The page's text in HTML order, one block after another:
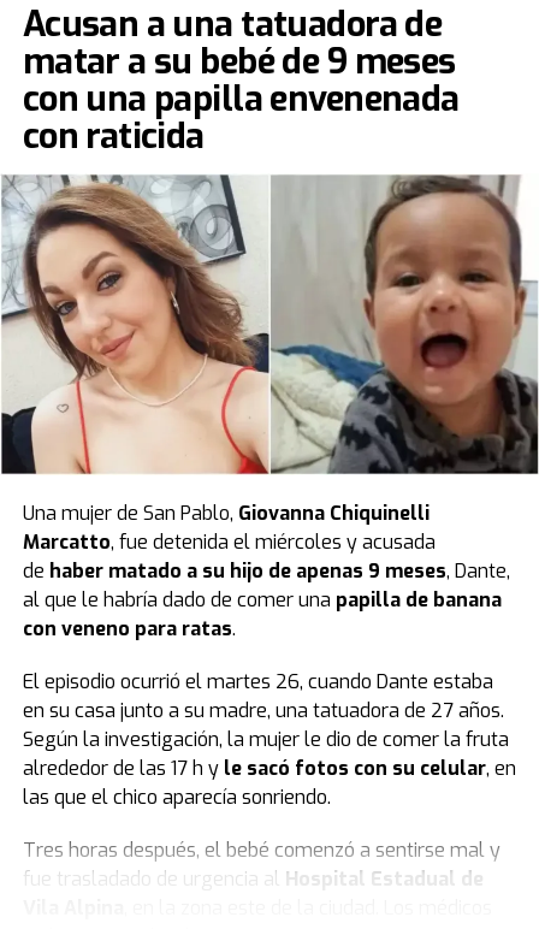
Acusan a una tatuadora de
matar a su bebé de 9 meses
con una papilla envenenada
con raticida
Una mujer de San Pablo, Giovanna Chiquinelli
Marcatto, fue detenida el miércoles y acusada
de haber matado a su hijo de apenas 9 meses, Dante,
al que le habría dado de comer una papilla de banana
con veneno para ratas.
El episodio ocurrió el martes 26, cuando Dante estaba
en su casa junto a su madre, una tatuadora de 27 años.
Según la investigación, la mujer le dio de comer la fruta
alrededor de las 17 h y le sacó fotos con su celular, en
las que el chico aparecía sonriendo.
Tres horas después, el bebé comenzó a sentirse mal y
fue trasladado de urgencia al Hospital Estadual de